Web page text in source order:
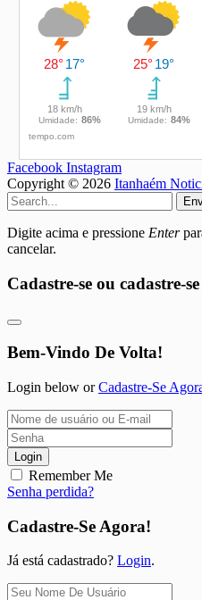
Facebook Instagram
Copyright © 2026 Itanhaém
Digite acima e pressione Enter
cancelar.
Cadastre-se ou cadastre-se
Bem-Vindo De Volta!
Login below orCadastre-Se
Login
Remember Me
Senha perdida?
Cadastre-Se Agora!
Já está cadastrado? Login.